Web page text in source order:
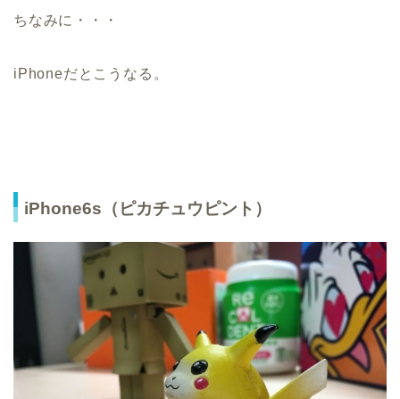
ちなみに・・・
iPhoneだとこうなる。
iPhone6s（ピカチュウピント）